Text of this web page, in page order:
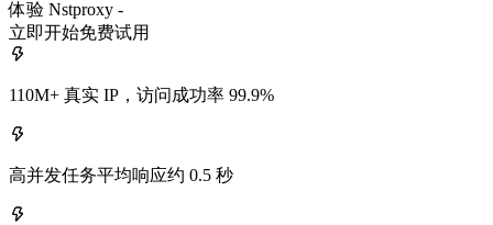
体验 Nstproxy -
立即开始免费试用
110M+ 真实 IP，访问成功率 99.9%
高并发任务平均响应约 0.5 秒